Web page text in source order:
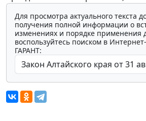
Для просмотра актуального текста
получения полной информации о
изменениях и порядке применения
воспользуйтесь поиском в
ГАРАНТ: